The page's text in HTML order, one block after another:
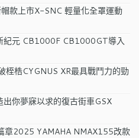
款上市X-SNC 輕量化全罩運動
紀元 CB1000F CB1000GT導入
桎梏CYGNUS XR最具戰鬥力的勁
出你夢寐以求的復古街車GSX
章2025 YAMAHA NMAX155改款